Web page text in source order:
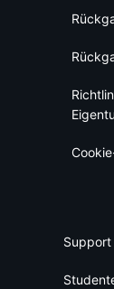
Support